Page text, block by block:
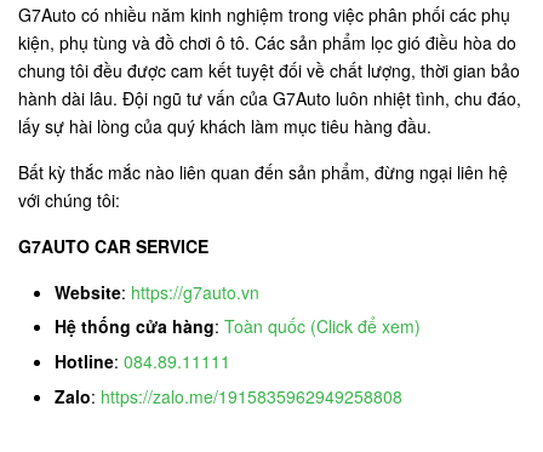
G7Auto có nhiều năm kinh nghiệm trong việc phân phối các phụ
kiện, phụ tùng và đồ chơi ô tô. Các sản phẩm lọc gió điều hòa do
chung tôi đều được cam kết tuyệt đối về chất lượng, thời gian bảo
hành dài lâu. Đội ngũ tư vấn của G7Auto luôn nhiệt tình, chu đáo,
lấy sự hài lòng của quý khách làm mục tiêu hàng đầu.
Bất kỳ thắc mắc nào liên quan đến sản phẩm, đừng ngại liên hệ
với chúng tôi:
G7AUTO CAR SERVICE
Website: https://g7auto.vn
Hệ thống cửa hàng: Toàn quốc (Click để xem)
Hotline: 084.89.11111
Zalo: https://zalo.me/1915835962949258808